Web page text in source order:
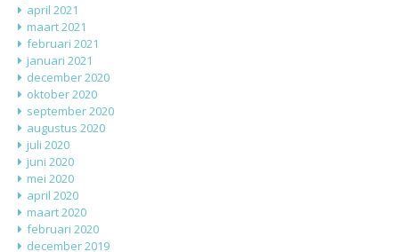
april 2021
maart 2021
februari 2021
januari 2021
december 2020
oktober 2020
september 2020
augustus 2020
juli 2020
juni 2020
mei 2020
april 2020
maart 2020
februari 2020
december 2019